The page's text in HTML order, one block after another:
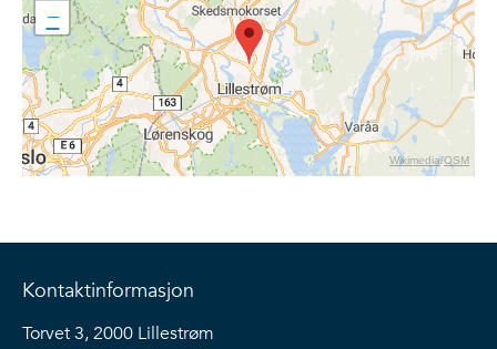
−
Wikimedia/OSM
Kontaktinformasjon
Torvet 3, 2000 Lillestrøm